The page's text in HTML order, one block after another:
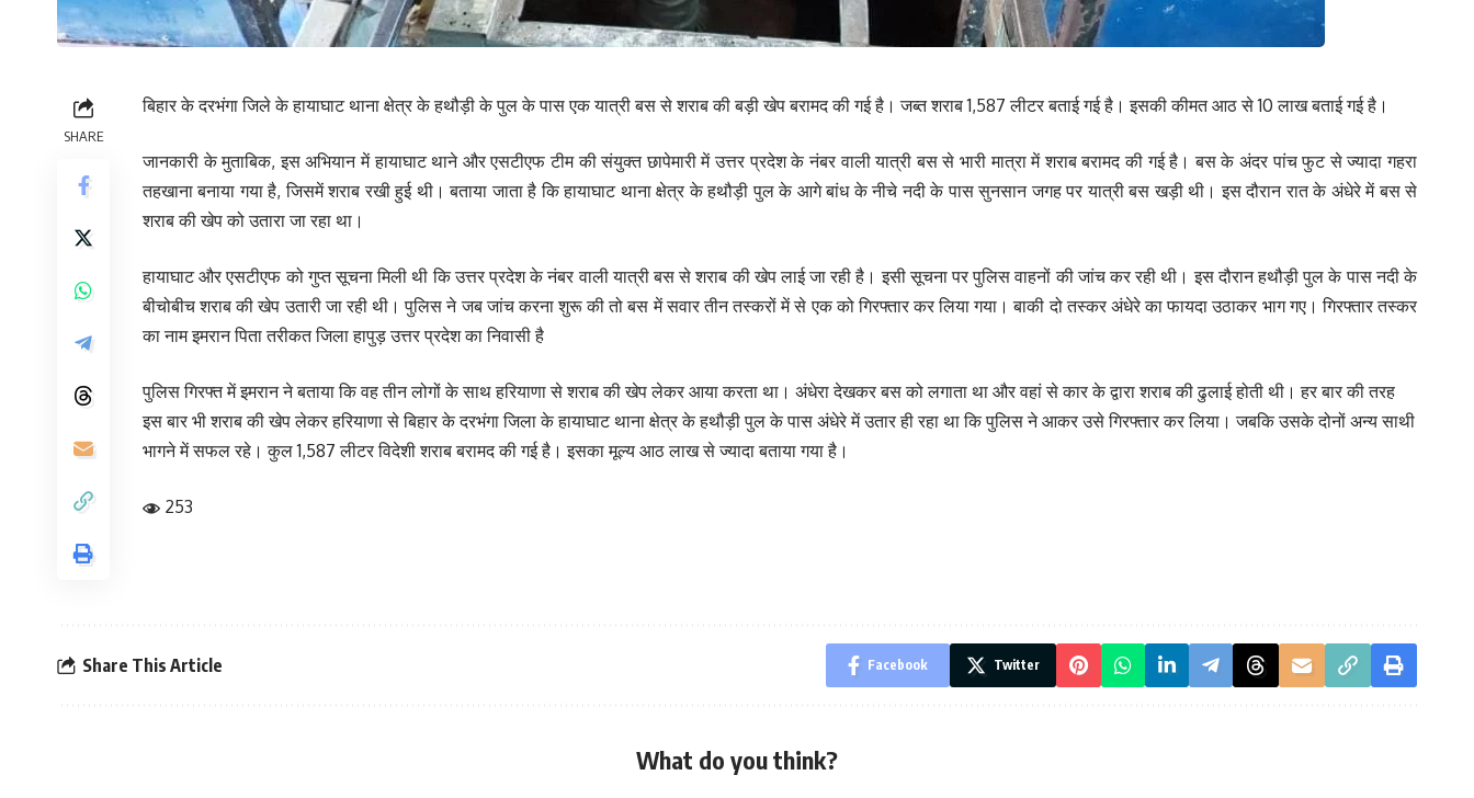
SHARE
बिहार के दरभंगा जिले के हायाघाट थाना क्षेत्र के हथौड़ी के पुल के पास एक यात्री बस से शराब की बड़ी खेप बरामद की गई है। जब्त शराब 1,587 लीटर बताई गई है। इसकी कीमत आठ से 10 लाख बताई गई है।
जानकारी के मुताबिक, इस अभियान में हायाघाट थाने और एसटीएफ टीम की संयुक्त छापेमारी में उत्तर प्रदेश के नंबर वाली यात्री बस से भारी मात्रा में शराब बरामद की गई है। बस के अंदर पांच फुट से ज्यादा गहरा
तहखाना बनाया गया है, जिसमें शराब रखी हुई थी। बताया जाता है कि हायाघाट थाना क्षेत्र के हथौड़ी पुल के आगे बांध के नीचे नदी के पास सुनसान जगह पर यात्री बस खड़ी थी। इस दौरान रात के अंधेरे में बस से
शराब की खेप को उतारा जा रहा था।
हायाघाट और एसटीएफ को गुप्त सूचना मिली थी कि उत्तर प्रदेश के नंबर वाली यात्री बस से शराब की खेप लाई जा रही है। इसी सूचना पर पुलिस वाहनों की जांच कर रही थी। इस दौरान हथौड़ी पुल के पास नदी के
बीचोबीच शराब की खेप उतारी जा रही थी। पुलिस ने जब जांच करना शुरू की तो बस में सवार तीन तस्करों में से एक को गिरफ्तार कर लिया गया। बाकी दो तस्कर अंधेरे का फायदा उठाकर भाग गए। गिरफ्तार तस्कर
का नाम इमरान पिता तरीकत जिला हापुड़ उत्तर प्रदेश का निवासी है
पुलिस गिरफ्त में इमरान ने बताया कि वह तीन लोगों के साथ हरियाणा से शराब की खेप लेकर आया करता था। अंधेरा देखकर बस को लगाता था और वहां से कार के द्वारा शराब की ढुलाई होती थी। हर बार की तरह
इस बार भी शराब की खेप लेकर हरियाणा से बिहार के दरभंगा जिला के हायाघाट थाना क्षेत्र के हथौड़ी पुल के पास अंधेरे में उतार ही रहा था कि पुलिस ने आकर उसे गिरफ्तार कर लिया। जबकि उसके दोनों अन्य साथी
भागने में सफल रहे। कुल 1,587 लीटर विदेशी शराब बरामद की गई है। इसका मूल्य आठ लाख से ज्यादा बताया गया है।
253
Share This Article Facebook Twitter
What do you think?